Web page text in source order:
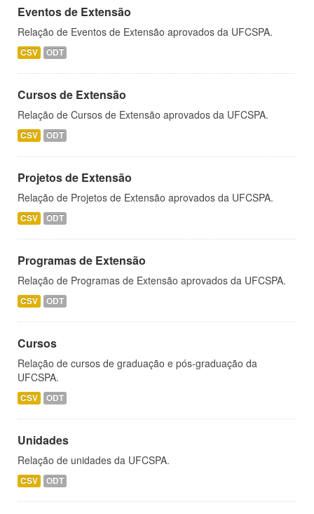
Eventos de Extensão
Relação de Eventos de Extensão aprovados da UFCSPA.
CSV ODT
Cursos de Extensão
Relação de Cursos de Extensão aprovados da UFCSPA.
CSV ODT
Projetos de Extensão
Relação de Projetos de Extensão aprovados da UFCSPA.
CSV ODT
Programas de Extensão
Relação de Programas de Extensão aprovados da UFCSPA.
CSV ODT
Cursos
Relação de cursos de graduação e pós-graduação da
UFCSPA.
CSV ODT
Unidades
Relação de unidades da UFCSPA.
CSV ODT